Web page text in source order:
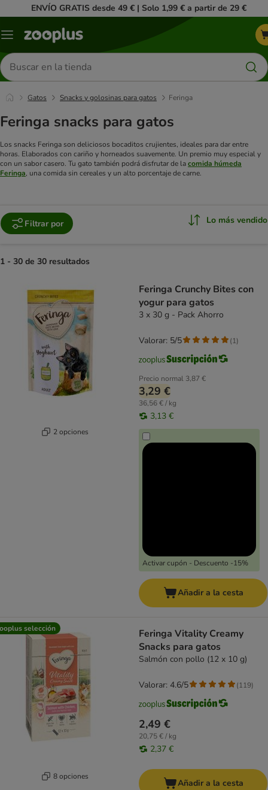
ENVÍO GRATIS desde 49 € | Solo 1,99 € a partir de 29 €
Menú
Buscar
productos
Gatos Snacks y golosinas para gatos Feringa
Feringa snacks para gatos
Los snacks Feringa son deliciosos bocaditos crujientes, ideales para dar entre
horas. Elaborados con cariño y horneados suavemente. Un premio muy especial y
con un sabor casero. Tu gato también podrá disfrutar de lacomida húmeda
Feringa, una comida sin cereales y un alto porcentaje de carne.
Filtrar por Lo más vendido
1 - 30 de 30 resultados
2 opciones
Feringa Crunchy Bites con
yogur para gatos
3 x 30 g - Pack Ahorro
Precio normal 3,87 €
3,29 €
36,56 € / kg
3,13 €
Activar cupón - Descuento -15%
Valorar: 5/5 (1)
Añadir a la cesta
selección
8 opciones
Feringa Vitality Creamy
Snacks para gatos
Salmón con pollo (12 x 10 g)
2,49 €
20,75 € / kg
2,37 €
Valorar: 4.6/5 (119)
Añadir a la cesta